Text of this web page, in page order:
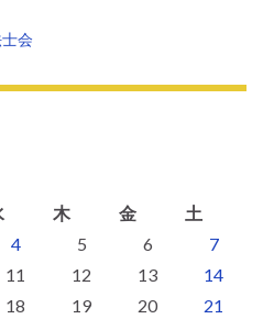
会
木 金
土
4 5 6
7
11 12 13
14
18 19 20
21